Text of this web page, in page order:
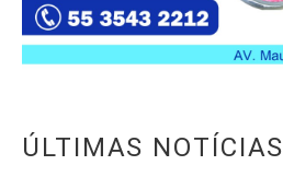
ÚLTIMAS NOTÍCIAS